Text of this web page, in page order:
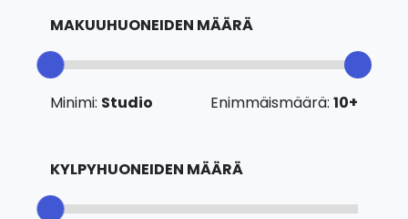
MAKUUHUONEIDEN MÄÄRÄ
Minimi: Studio Enimmäismäärä: 10+
KYLPYHUONEIDEN MÄÄRÄ